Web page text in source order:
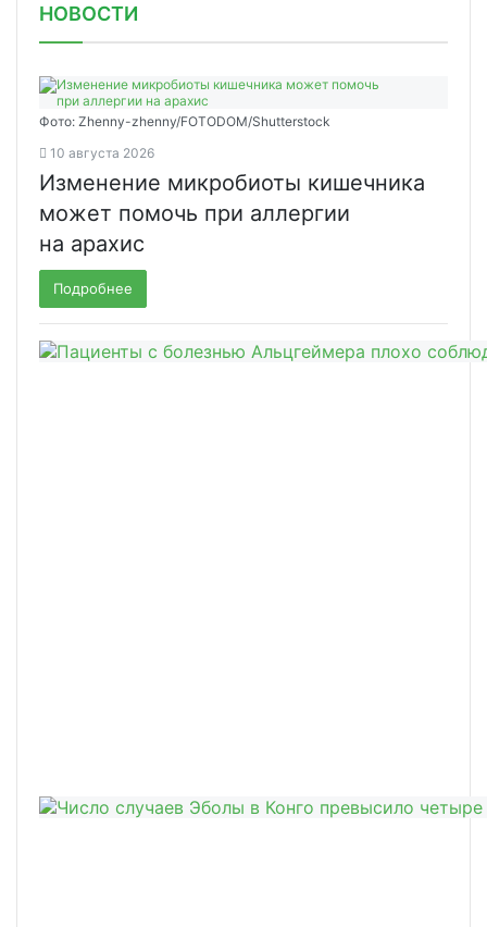
НОВОСТИ
Фото: Zhenny-zhenny/FOTODOM/Shutterstock
10 августа 2026
Изменение микробиоты кишечника
может помочь при аллергии
на арахис
Подробнее